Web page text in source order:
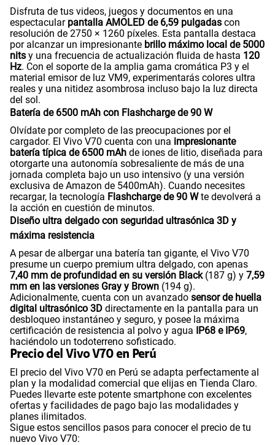
Disfruta de tus videos, juegos y documentos en una
espectacular pantalla AMOLED de 6,59 pulgadas con
resolución de 2750 × 1260 píxeles. Esta pantalla destaca
por alcanzar un impresionante brillo máximo local de 5000
nits y una frecuencia de actualización fluida de hasta 120
Hz. Con el soporte de la amplia gama cromática P3 y el
material emisor de luz VM9, experimentarás colores ultra
reales y una nitidez asombrosa incluso bajo la luz directa
del sol.
Batería de 6500 mAh con Flashcharge de 90 W
Olvídate por completo de las preocupaciones por el
cargador. El Vivo V70 cuenta con una impresionante
batería típica de 6500 mAh de iones de litio, diseñada para
otorgarte una autonomía sobresaliente de más de una
jornada completa bajo un uso intensivo (y una versión
exclusiva de Amazon de 5400mAh). Cuando necesites
recargar, la tecnología Flashcharge de 90 Wte devolverá a
la acción en cuestión de minutos.
Diseño ultra delgado con seguridad ultrasónica 3D y
máxima resistencia
A pesar de albergar una batería tan gigante, el Vivo V70
presume un cuerpo premium ultra delgado, con apenas
7,40 mm de profundidad en su versión Black(187 g) y 7,59
mm en las versiones Gray y Brown (194 g).
Adicionalmente, cuenta con un avanzado sensor de huella
digital ultrasónico 3D directamente en la pantalla para un
desbloqueo instantáneo y seguro, y posee la máxima
certificación de resistencia al polvo y agua IP68 e IP69,
haciéndolo un todoterreno sofisticado.
Precio del Vivo V70 en Perú
El precio del Vivo V70 en Perú se adapta perfectamente al
plan y la modalidad comercial que elijas en Tienda Claro.
Puedes llevarte este potente smartphone con excelentes
ofertas y facilidades de pago bajo las modalidades y
planes ilimitados.
Sigue estos sencillos pasos para conocer el precio de tu
nuevo Vivo V70: